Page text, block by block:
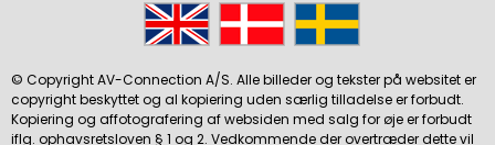
© Copyright AV-Connection A/S. Alle billeder og tekster på websitet er
copyright beskyttet og al kopiering uden særlig tilladelse er forbudt.
Kopiering og affotografering af websiden med salg for øje er forbudt
iflg. ophavsretsloven § 1 og 2. Vedkommende der overtræder dette vil